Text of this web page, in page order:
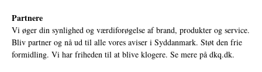
Partnere
Vi øger din synlighed og værdiforøgelse af brand, produkter og service.
Bliv partner og nå ud til alle vores aviser i Syddanmark. Støt den frie
formidling. Vi har friheden til at blive klogere. Se mere på dkq.dk.